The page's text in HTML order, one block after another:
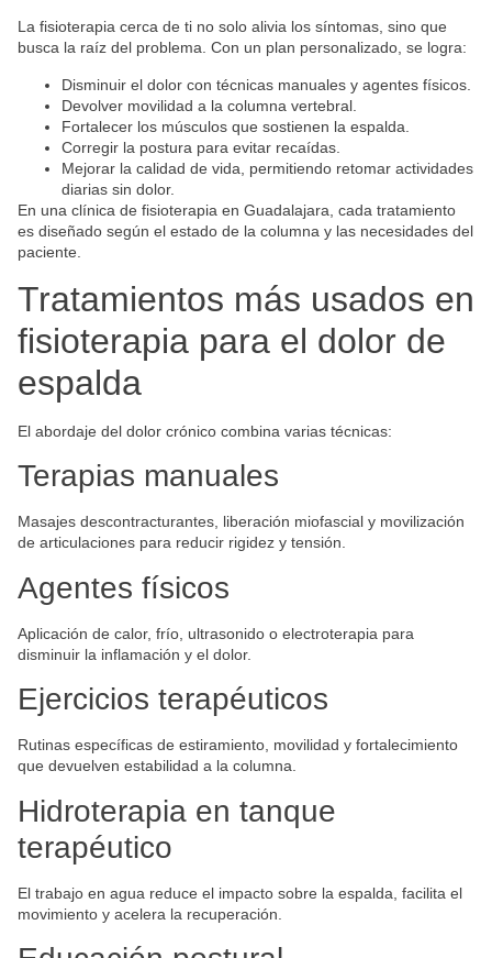
La fisioterapia cerca de ti no solo alivia los síntomas, sino que
busca la raíz del problema. Con un plan personalizado, se logra:
Disminuir el dolor con técnicas manuales y agentes físicos.
Devolver movilidad a la columna vertebral.
Fortalecer los músculos que sostienen la espalda.
Corregir la postura para evitar recaídas.
Mejorar la calidad de vida, permitiendo retomar actividades
diarias sin dolor.
En una clínica de fisioterapia en Guadalajara, cada tratamiento
es diseñado según el estado de la columna y las necesidades del
paciente.
Tratamientos más usados en
fisioterapia para el dolor de
espalda
El abordaje del dolor crónico combina varias técnicas:
Terapias manuales
Masajes descontracturantes, liberación miofascial y movilización
de articulaciones para reducir rigidez y tensión.
Agentes físicos
Aplicación de calor, frío, ultrasonido o electroterapia para
disminuir la inflamación y el dolor.
Ejercicios terapéuticos
Rutinas específicas de estiramiento, movilidad y fortalecimiento
que devuelven estabilidad a la columna.
Hidroterapia en tanque
terapéutico
El trabajo en agua reduce el impacto sobre la espalda, facilita el
movimiento y acelera la recuperación.